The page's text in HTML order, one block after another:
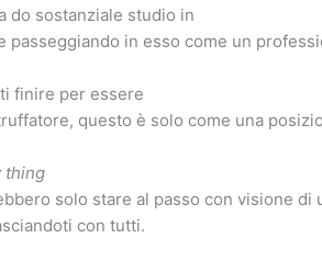
do sostanziale studio in
in esso come un
finire per essere
questo è solo come una
thing
solo stare al passo con visione di
con tutti.